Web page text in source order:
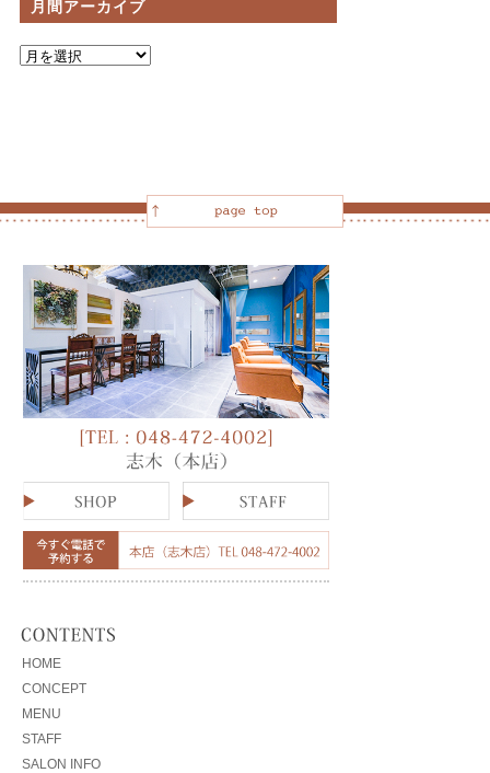
月間アーカイブ
HOME
CONCEPT
MENU
STAFF
SALON INFO